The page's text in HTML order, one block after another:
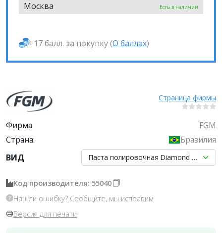
Москва
Есть в наличии
+17 балл. за покупку (О баллах)
Страница фирмы
Фирма
FGM
Страна:
Бразилия
ВИД
Паста полировочная Diamond ACI &
Код производителя: 55040
Нашли ошибку? Сообщите, мы исправим
Версия для печати